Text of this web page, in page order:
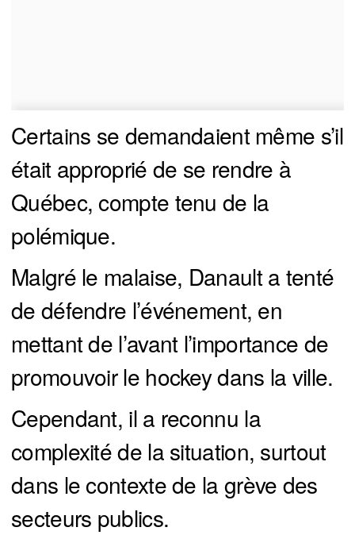
Certains se demandaient même s’il
était approprié de se rendre à
Québec, compte tenu de la
polémique.
Malgré le malaise, Danault a tenté
de défendre l’événement, en
mettant de l’avant l’importance de
promouvoir le hockey dans la ville.
Cependant, il a reconnu la
complexité de la situation, surtout
dans le contexte de la grève des
secteurs publics.